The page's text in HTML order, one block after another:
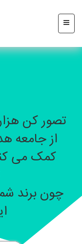
تصور کن
از جامعه
کمک می
چون برند